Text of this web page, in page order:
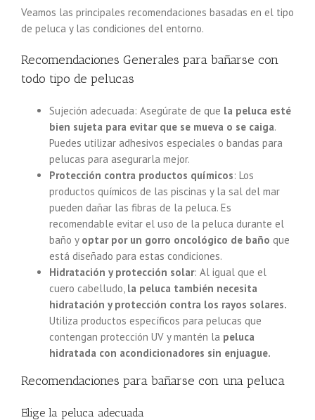
Veamos las principales recomendaciones basadas en el tipo
de peluca y las condiciones del entorno.
Recomendaciones Generales para bañarse con
todo tipo de pelucas
Sujeción adecuada: Asegúrate de que la peluca esté
bien sujeta para evitar que se mueva o se caiga.
Puedes utilizar adhesivos especiales o bandas para
pelucas para asegurarla mejor.
Protección contra productos químicos: Los
productos químicos de las piscinas y la sal del mar
pueden dañar las fibras de la peluca. Es
recomendable evitar el uso de la peluca durante el
baño y optar por un gorro oncológico de baño que
está diseñado para estas condiciones.
Hidratación y protección solar: Al igual que el
cuero cabelludo, la peluca también necesita
hidratación y protección contra los rayos solares.
Utiliza productos específicos para pelucas que
contengan protección UV y mantén la peluca
hidratada con acondicionadores sin enjuague.
Recomendaciones para bañarse con una peluca
Elige la peluca adecuada